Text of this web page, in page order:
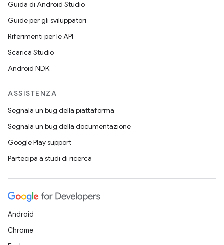
Guida di Android Studio
Guide per gli sviluppatori
Riferimenti per le API
Scarica Studio
Android NDK
ASSISTENZA
Segnala un bug della piattaforma
Segnala un bug della documentazione
Google Play support
Partecipa a studi di ricerca
Android
Chrome